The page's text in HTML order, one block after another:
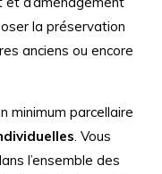
la préservation
anciens ou encore
minimum parcellaire
. Vous
l’ensemble des